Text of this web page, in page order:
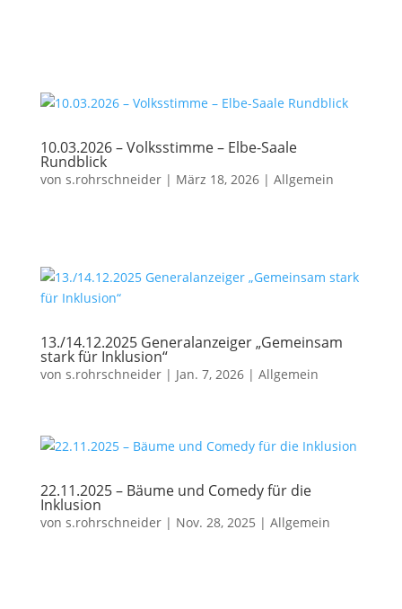
10.03.2026 – Volksstimme – Elbe-Saale
Rundblick
von s.rohrschneider| März 18, 2026| Allgemein
13./14.12.2025 Generalanzeiger „Gemeinsam
stark für Inklusion“
von s.rohrschneider| Jan. 7, 2026| Allgemein
22.11.2025 – Bäume und Comedy für die
Inklusion
von s.rohrschneider| Nov. 28, 2025 | Allgemein